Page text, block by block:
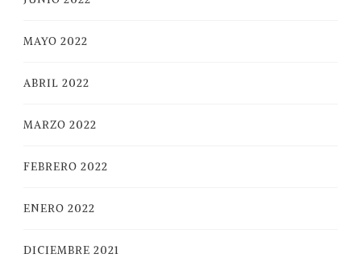
MAYO 2022
ABRIL 2022
MARZO 2022
FEBRERO 2022
ENERO 2022
DICIEMBRE 2021